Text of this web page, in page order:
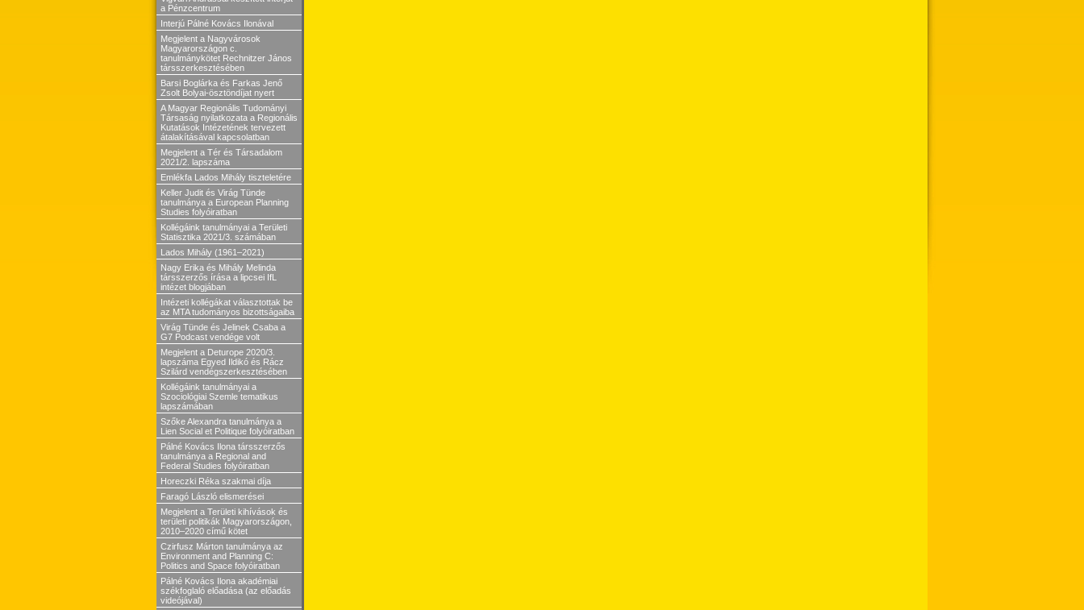
a Pénzcentrum
Interjú Pálné Kovács Ilonával
Megjelent a Nagyvárosok
Magyarországon c.
tanulmánykötet Rechnitzer János
társszerkesztésében
Barsi Boglárka és Farkas Jenő
Zsolt Bolyai-ösztöndíjat nyert
A Magyar Regionális Tudományi
Társaság nyilatkozata a Regionális
Kutatások Intézetének tervezett
átalakításával kapcsolatban
Megjelent a Tér és Társadalom
2021/2. lapszáma
Emlékfa Lados Mihály tiszteletére
Keller Judit és Virág Tünde
tanulmánya a European Planning
Studies folyóiratban
Kollégáink tanulmányai a Területi
Statisztika 2021/3. számában
Lados Mihály (1961–2021)
Nagy Erika és Mihály Melinda
társszerzős írása a lipcsei IfL
intézet blogjában
Intézeti kollégákat választottak be
az MTA tudományos bizottságaiba
Virág Tünde és Jelinek Csaba a
G7 Podcast vendége volt
Megjelent a Deturope 2020/3.
lapszáma Egyed Ildikó és Rácz
Szilárd vendégszerkesztésében
Kollégáink tanulmányai a
Szociológiai Szemle tematikus
lapszámában
Szőke Alexandra tanulmánya a
Lien Social et Politique folyóiratban
Pálné Kovács Ilona társszerzős
tanulmánya a Regional and
Federal Studies folyóiratban
Horeczki Réka szakmai díja
Faragó László elismerései
Megjelent a Területi kihívások és
területi politikák Magyarországon,
2010–2020 című kötet
Czirfusz Márton tanulmánya az
Environment and Planning C:
Politics and Space folyóiratban
Pálné Kovács Ilona akadémiai
székfoglaló előadása (az előadás
videójával)